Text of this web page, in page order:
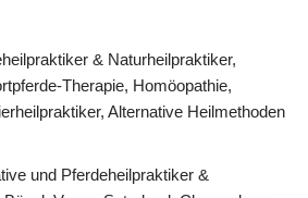
& Naturheilpraktiker,
Therapie, ‎Homöopathie,
Alternative Heilmethoden
und Pferdeheilpraktiker &